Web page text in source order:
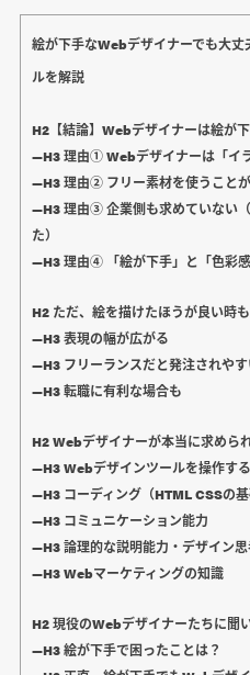
絵が下手なWebデザイナーでも大
ルを解説
H2【結論】Webデザイナーは絵が
―H3 理由① Webデザイナーは「イ
―H3 理由② フリー素材を使うこと
―H3 理由③ 企業側も求めていない
た）
―H3 理由④ 「絵が下手」と「色彩
H2 ただ、絵を描けたほうが良い時
―H3 表現の幅が広がる
―H3 フリーランスだと発注されや
―H3 転職に有利な場合も
H2 Webデザイナーが本当に求めら
―H3 Webデザインツールを操作す
―H3 コーディング（HTML CSSの基
―H3 コミュニケーション能力
―H3 論理的な説明能力・デザイン
―H3 Webマーケティングの知識
H2 現役のWebデザイナーたちに聞
―H3 絵が下手で困ったことは？